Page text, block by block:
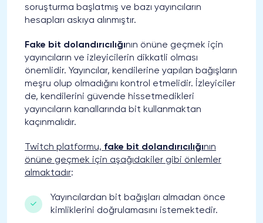
soruşturma başlatmış ve bazı yayıncıların
hesapları askıya alınmıştır.
Fake bit dolandırıcılığının önüne geçmek için
yayıncıların ve izleyicilerin dikkatli olması
önemlidir. Yayıncılar, kendilerine yapılan bağışların
meşru olup olmadığını kontrol etmelidir. İzleyiciler
de, kendilerini güvende hissetmedikleri
yayıncıların kanallarında bit kullanmaktan
kaçınmalıdır.
Twitch platformu, fake bit dolandırıcılığının
önüne geçmek için aşağıdakiler gibi önlemler
almaktadır:
Yayıncılardan bit bağışları almadan önce
kimliklerini doğrulamasını istemektedir.